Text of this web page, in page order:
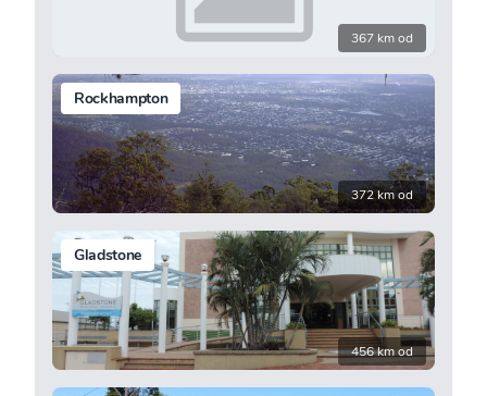
367 km od
Rockhampton
372 km od
Gladstone
456 km od